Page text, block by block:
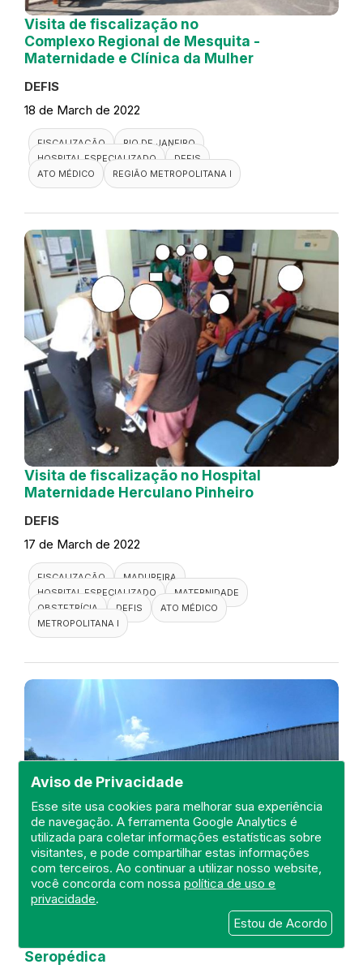
Aviso de Privacidade
Esse site usa cookies para melhorar sua experiência
de navegação. A ferramenta Google Analytics é
utilizada para coletar informações estatísticas sobre
visitantes, e pode compartilhar estas informações
com terceiros. Ao continuar a utilizar nosso website,
você concorda com nossapolítica de uso e
privacidade.
Estou de Acordo
Visita de fiscalização no
Complexo Regional de Mesquita -
Maternidade e Clínica da Mulher
DEFIS
18 de March de 2022
FISCALIZAÇÃO
RIO DE JANEIRO
HOSPITAL ESPECIALIZADO
DEFIS
ATO MÉDICO
REGIÃO METROPOLITANA I
Visita de fiscalização no Hospital
Maternidade Herculano Pinheiro
DEFIS
17 de March de 2022
FISCALIZAÇÃO
MADUREIRA
HOSPITAL ESPECIALIZADO
MATERNIDADE
OBSTETRÍCIA
DEFIS
ATO MÉDICO
METROPOLITANA I
Visita de fiscalização no Hospital
Seropédica